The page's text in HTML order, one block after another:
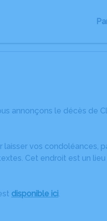
annonçons le décès de
laisser vos condoléances,
Cet endroit est un
disponible ici.